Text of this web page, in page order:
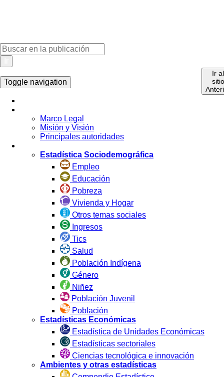
Ir al
sitio
Toggle navigation
Marco Legal
Misión y Visión
Principales autoridades
Estadística Sociodemográfica
Empleo
Educación
Pobreza
Vivienda y Hogar
Otros temas sociales
Ingresos
Tics
Salud
Población Indígena
Género
Niñez
Población Juvenil
Población
Estadísticas Económicas
Estadística de Unidades Económicas
Estadísticas sectoriales
Ciencias tecnológica e innovación
Ambientes y otras estadísticas